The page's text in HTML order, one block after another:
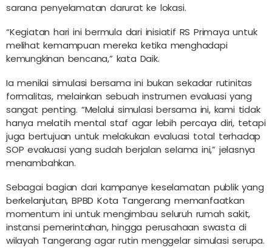
sarana penyelamatan darurat ke lokasi.
“Kegiatan hari ini bermula dari inisiatif RS Primaya untuk
melihat kemampuan mereka ketika menghadapi
kemungkinan bencana,” kata Daik.
Ia menilai simulasi bersama ini bukan sekadar rutinitas
formalitas, melainkan sebuah instrumen evaluasi yang
sangat penting. “Melalui simulasi bersama ini, kami tidak
hanya melatih mental staf agar lebih percaya diri, tetapi
juga bertujuan untuk melakukan evaluasi total terhadap
SOP evakuasi yang sudah berjalan selama ini,” jelasnya
menambahkan.
Sebagai bagian dari kampanye keselamatan publik yang
berkelanjutan, BPBD Kota Tangerang memanfaatkan
momentum ini untuk mengimbau seluruh rumah sakit,
instansi pemerintahan, hingga perusahaan swasta di
wilayah Tangerang agar rutin menggelar simulasi serupa.